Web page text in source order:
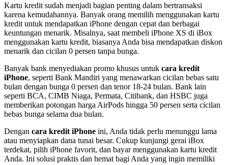
Kartu kredit sudah menjadi bagian penting dalam bertransaksi
karena kemudahannya. Banyak orang memilih menggunakan kartu
kredit untuk mendapatkan iPhone dengan cepat dan berbagai
keuntungan menarik. Misalnya, saat membeli iPhone XS di iBox
menggunakan kartu kredit, biasanya Anda bisa mendapatkan diskon
menarik dan cicilan 0 persen tanpa bunga.
Banyak bank menyediakan promo khusus untuk cara kredit
iPhone, seperti Bank Mandiri yang menawarkan cicilan bebas satu
bulan dengan bunga 0 persen dan tenor 18-24 bulan. Bank lain
seperti BCA, CIMB Niaga, Permata, Citibank, dan HSBC juga
memberikan potongan harga AirPods hingga 50 persen serta cicilan
bebas bunga selama dua bulan.
Dengan cara kredit iPhone ini, Anda tidak perlu menunggu lama
atau menyiapkan dana tunai besar. Cukup kunjungi gerai iBox
terdekat, pilih iPhone favorit, dan bayar menggunakan kartu kredit
Anda. Ini solusi praktis dan hemat bagi Anda yang ingin memiliki